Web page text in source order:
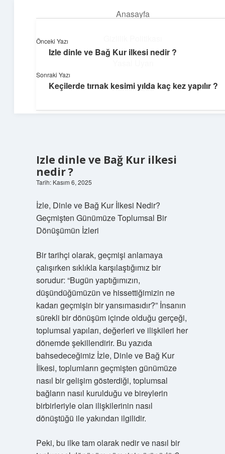
Anasayfa
Hakkımızda
Yumuşak Teknoloji Rehberi
Dijital dünyada huzurlu bir yolculuk!
Izle dinle ve Bağ Kur ilkesi
nedir ?
Tarih: Kasım 6, 2025
İzle, Dinle ve Bağ Kur İlkesi Nedir?
Geçmişten Günümüze Toplumsal Bir
Dönüşümün İzleri
Bir tarihçi olarak, geçmişi anlamaya
çalışırken sıklıkla karşılaştığımız bir
sorudur: “Bugün yaptığımızın,
düşündüğümüzün ve hissettiğimizin ne
kadarı geçmişin bir yansımasıdır?” İnsanın
sürekli bir dönüşüm içinde olduğu gerçeği,
toplumsal yapıları, değerleri ve ilişkileri her
dönemde şekillendirir. Bu yazıda
bahsedeceğimiz İzle, Dinle ve Bağ Kur
İlkesi, toplumların geçmişten günümüze
nasıl bir gelişim gösterdiği, toplumsal
bağların nasıl kurulduğu ve bireylerin
birbirleriyle olan ilişkilerinin nasıl
dönüştüğü ile yakından ilgilidir.
Peki, bu ilke tam olarak nedir ve nasıl bir
Önceki Yazı
Izle dinle ve Bağ Kur ilkesi nedir ?
Sonraki Yazı
Keçilerde tırnak kesimi yılda kaç kez yapılır ?